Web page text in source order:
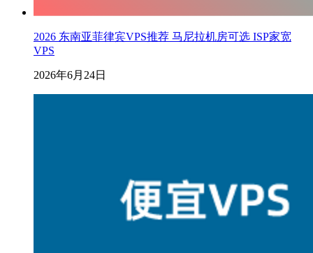
2026 东南亚菲律宾VPS推荐 马尼拉机房可选 ISP家宽
VPS
2026年6月24日